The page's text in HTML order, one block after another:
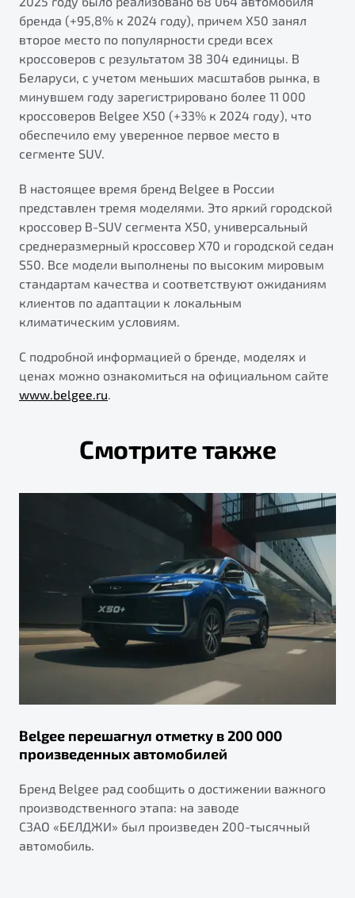
бренда (+95,8% к 2024 году), причем X50 занял
второе место по популярности среди всех
кроссоверов с результатом 38 304 единицы. В
Беларуси, с учетом меньших масштабов рынка, в
минувшем году зарегистрировано более 11 000
кроссоверов Belgee X50 (+33% к 2024 году), что
обеспечило ему уверенное первое место в
сегменте SUV.
В настоящее время бренд Belgee в России
представлен тремя моделями. Это яркий городской
кроссовер B-SUV сегмента X50, универсальный
среднеразмерный кроссовер X70 и городской седан
S50. Все модели выполнены по высоким мировым
стандартам качества и соответствуют ожиданиям
клиентов по адаптации к локальным
климатическим условиям.
С подробной информацией о бренде, моделях и
ценах можно ознакомиться на официальном сайте
www.belgee.ru.
Смотрите также
Belgee перешагнул отметку в 200 000
произведенных автомобилей
Бренд Belgee рад сообщить о достижении важного
производственного этапа: на заводе
СЗАО «БЕЛДЖИ» был произведен 200-тысячный
автомобиль.